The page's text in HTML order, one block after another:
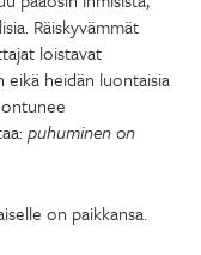
Räiskyvämmät
loistavat
heidän luontaisia
puhuminen on
on paikkansa.